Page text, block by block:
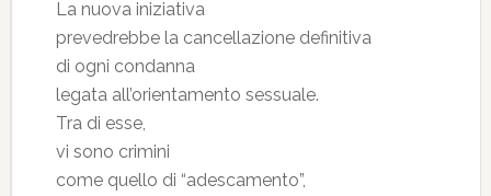
La nuova iniziativa
prevedrebbe la cancellazione definitiva
di ogni condanna
legata all’orientamento sessuale.
Tra di esse,
vi sono crimini
come quello di “adescamento”,